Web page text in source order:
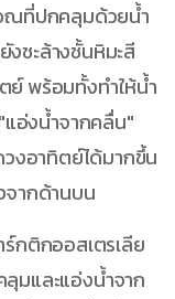
ณที่ปกคลุมด้วยน้ำ
ชะล้างชั้นหิมะสี
ย์ พร้อมทั้งทำให้น้ำ
แอ่งน้ำจากคลื่น"
งอาทิตย์ได้มากขึ้น
จากด้านบน
กติกออสเตรเลีย
มและแอ่งน้ำจาก